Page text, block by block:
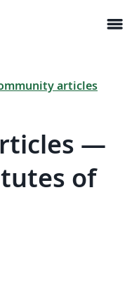
menu
articles
—
of